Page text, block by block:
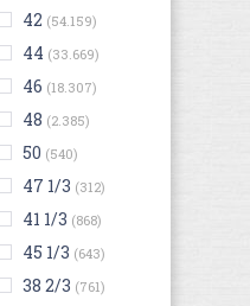
42 (54.159)
44 (33.669)
46 (18.307)
48 (2.385)
50 (540)
47 1/3 (312)
41 1/3 (868)
45 1/3 (643)
38 2/3 (761)